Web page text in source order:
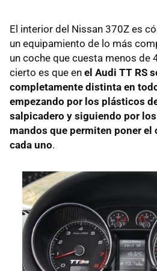
El interior del Nissan 370Z es
un equipamiento de lo más
un coche que cuesta menos de
cierto es que en el Audi TT RS
completamente distinta en
empezando por los plásticos
salpicadero y siguiendo por
mandos que permiten poner el
cada uno.